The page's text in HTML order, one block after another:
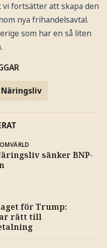
fortsätter att skapa den
nya frihandelsavtal.
som har en så liten
sänker BNP-
för Trump:
rätt till